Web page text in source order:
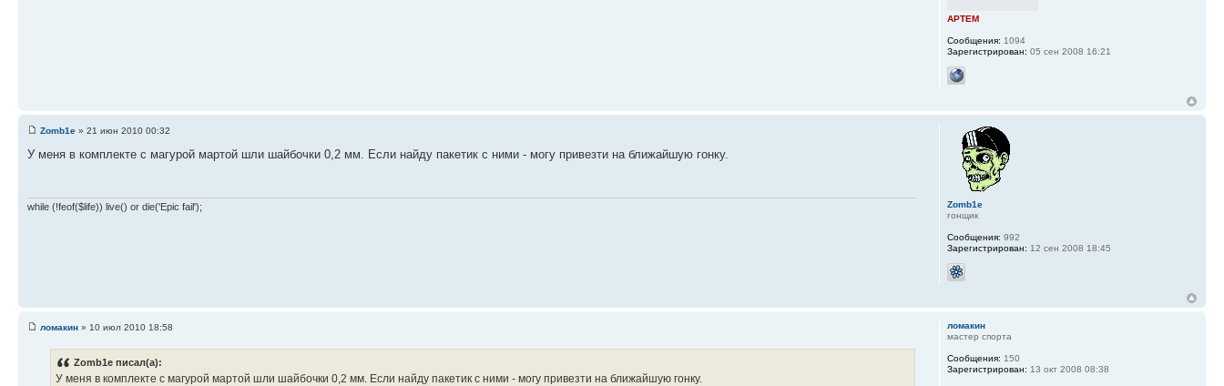
APTEM
Сообщения: 1094
Зарегистрирован: 05 сен 2008 16:21
Zomb1e » 21 июн 2010 00:32
У меня в комплекте с магурой мартой шли шайбочки 0,2 мм. Если найду пакетик с ними - могу привезти на ближайшую гонку.
while (!feof($life)) live() or die('Epic fail');
Zomb1e
гонщик
Сообщения: 992
Зарегистрирован: 12 сен 2008 18:45
ломакин » 10 июл 2010 18:58
Zomb1e писал(а):
У меня в комплекте с магурой мартой шли шайбочки 0,2 мм. Если найду пакетик с ними - могу привезти на ближайшую гонку.
ломакин
мастер спорта
Сообщения: 150
Зарегистрирован: 13 окт 2008 08:38